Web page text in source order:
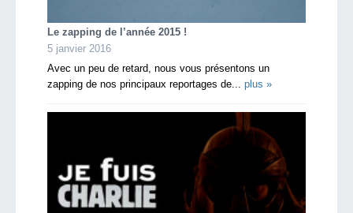
Le zapping de l’année 2015 !
5 janvier 2016
Avec un peu de retard, nous vous présentons un
zapping de nos principaux reportages de... plus »